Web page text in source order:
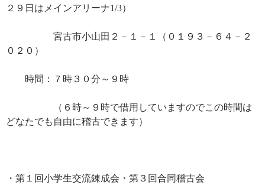
２９日はメインアリーナ1/3）
宮古市小山田２－１－１（０１９３－６４－２
０２０）
時間：７時３０分～９時
（６時～９時で借用していますのでこの時間は
どなたでも自由に稽古できます）
・第１回小学生交流錬成会・第３回合同稽古会